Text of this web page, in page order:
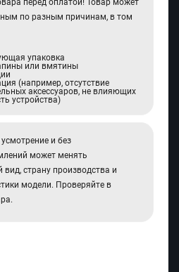
перед оплатой! Товар может
по разным причинам, в том
упаковка
или вмятины
(например, отсутствие
аксессуаров, не влияющих
устройства)
и без
может менять
страну производства и
модели. Проверяйте в